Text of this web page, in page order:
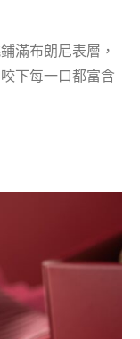
滿布朗尼表層，
下每一口都富含